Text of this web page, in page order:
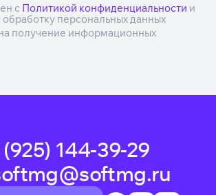
с Политикой конфиденциальности и
обработку персональных данных
получение информационных
144-39-29